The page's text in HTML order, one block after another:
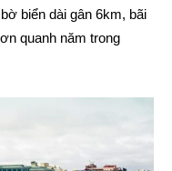
biển dài gân 6km, bãi
quanh năm trong